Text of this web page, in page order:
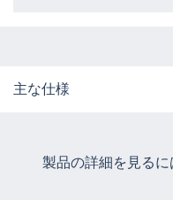
主な仕様
製品の詳細を見るに